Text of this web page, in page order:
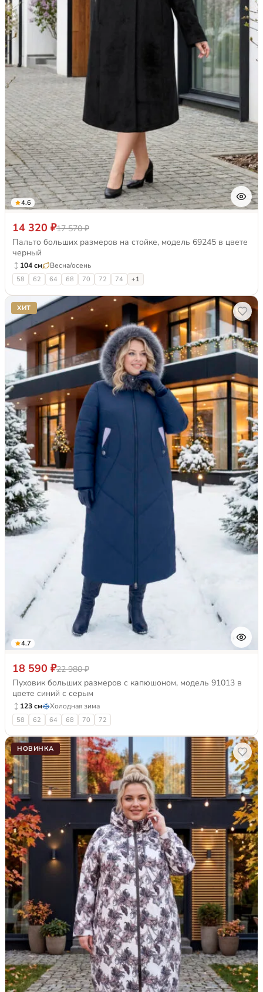
4.6
14 320 ₽17 570 ₽
Пальто больших размеров на стойке, модель 69245 в цвете
черный
104 см Весна/осень
58 62 64 68 70 72 74 +1
ХИТ
4.7
18 590 ₽22 980 ₽
Пуховик больших размеров с капюшоном, модель 91013 в
цвете синий с серым
123 см Холодная зима
58 62 64 68 70 72
НОВИНКА